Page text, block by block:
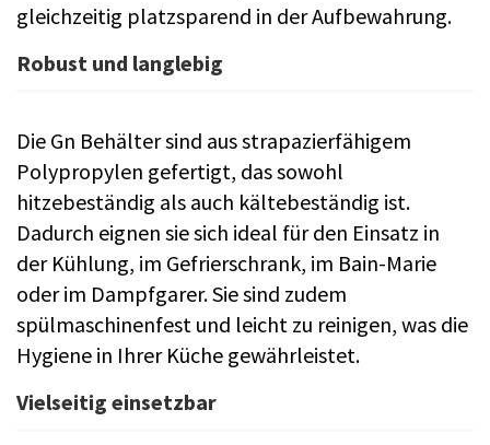
gleichzeitig platzsparend in der Aufbewahrung.
Robust und langlebig
Die Gn Behälter sind aus strapazierfähigem
Polypropylen gefertigt, das sowohl
hitzebeständig als auch kältebeständig ist.
Dadurch eignen sie sich ideal für den Einsatz in
der Kühlung, im Gefrierschrank, im Bain-Marie
oder im Dampfgarer. Sie sind zudem
spülmaschinenfest und leicht zu reinigen, was die
Hygiene in Ihrer Küche gewährleistet.
Vielseitig einsetzbar